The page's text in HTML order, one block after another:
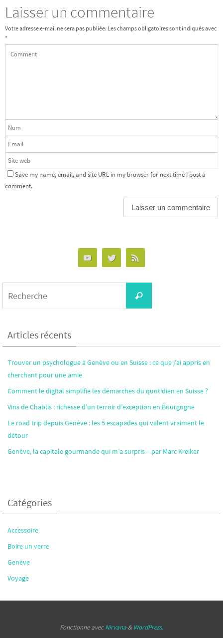
Laisser un commentaire
Votre adresse e-mail ne sera pas publiée. Les champs obligatoires sont indiqués avec
*
Save my name, email, and site URL in my browser for next time I post a
comment.
Recherche
Articles récents
Trouver un psychologue à Genève ou en Suisse : ce que j’ai appris en
cherchant pour une amie
Comment le digital simplifie les démarches du quotidien en Suisse ?
Vins de Chablis : richesse d’un terroir d’exception en Bourgogne
Le road trip depuis Genève : les 5 escapades qui valent vraiment le
détour
Genève, la capitale gourmande qui m’a surpris – par Marc Kreiker
Catégories
Accessoire
Boire un verre
Genève
Voyage
Fonctionne avecNirvana & WordPress.